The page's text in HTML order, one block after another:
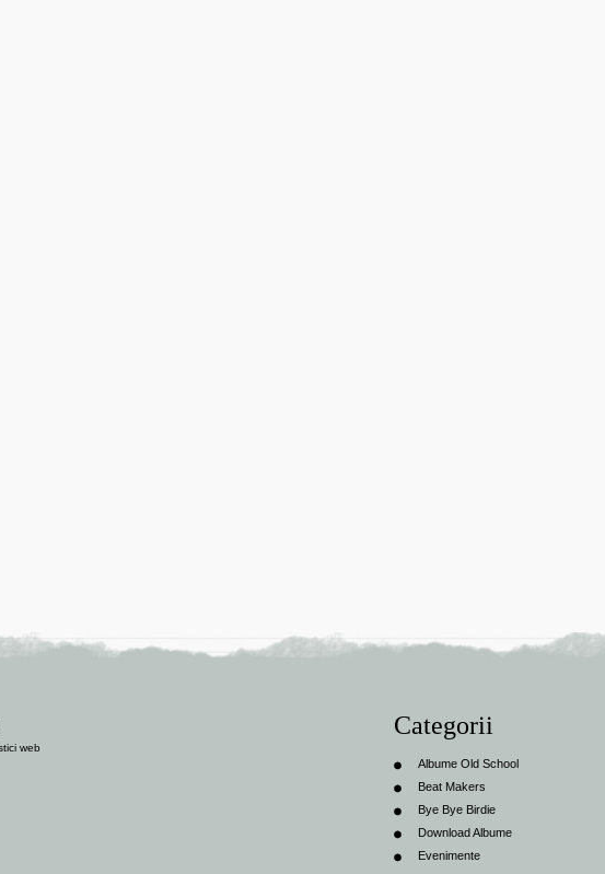
Categorii
Albume Old School
Beat Makers
Bye Bye Birdie
Download Albume
Evenimente